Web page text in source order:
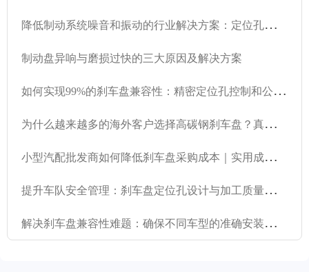
降
低制动系统噪音和振动的行业解决方案：定位孔和车削技术的关键要点
制动盘异响与磨损过快的三大原因及解决方案
如
何实现99%的刹车盘兼容性：精密定位孔控制和公差管理详解
为
什么越来越多的海外客户选择高碳钢刹车盘？真实案例洞察
小
型汽配批发商如何降低刹车盘采购成本｜实用成本优化策略
提
升车队安全管理：刹车盘定位孔设计与加工质量的实用解决方案
解
决刹车盘兼容性难题：确保不同车型的准确安装和稳定性能